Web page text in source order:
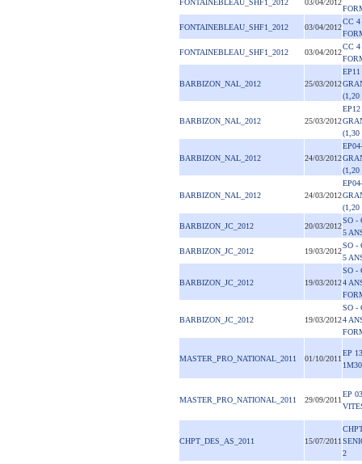
FONTAINEBLEAU_SHF1_2012 03/04/2012
CC 4
FONTAINEBLEAU_SHF1_2012 03/04/2012
CC 4
BARBIZON_NAL_2012 25/03/2012
(1,20
BARBIZON_NAL_2012 25/03/2012
(1,30
BARBIZON_NAL_2012 24/03/2012
(1,20
BARBIZON_NAL_2012 24/03/2012
(1,20
BARBIZON_JC_2012 20/03/2012
SO -
5
BARBIZON_JC_2012 19/03/2012
SO -
5
BARBIZON_JC_2012 19/03/2012
SO -
4
BARBIZON_JC_2012 19/03/2012
SO -
4
MASTER_PRO_NATIONAL_2011 01/10/2011
EP
1M30
MASTER_PRO_NATIONAL_2011 29/09/2011
EP
CHPT_DES_AS_2011 15/07/2011
2